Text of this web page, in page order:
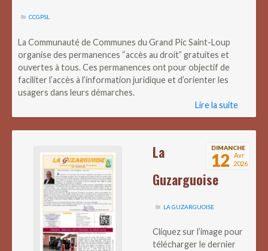
CCGPSL
La Communauté de Communes du Grand Pic Saint-Loup
organise des permanences “accès au droit” gratuites et
ouvertes à tous. Ces permanences ont pour objectif de
faciliter l’accès à l’information juridique et d’orienter les
usagers dans leurs démarches.
Lire la suite
DIMANCHE
12
Avr
2026
La
Guzarguoise
LA GUZARGUOISE
Cliquez sur l’image pour
télécharger le dernier